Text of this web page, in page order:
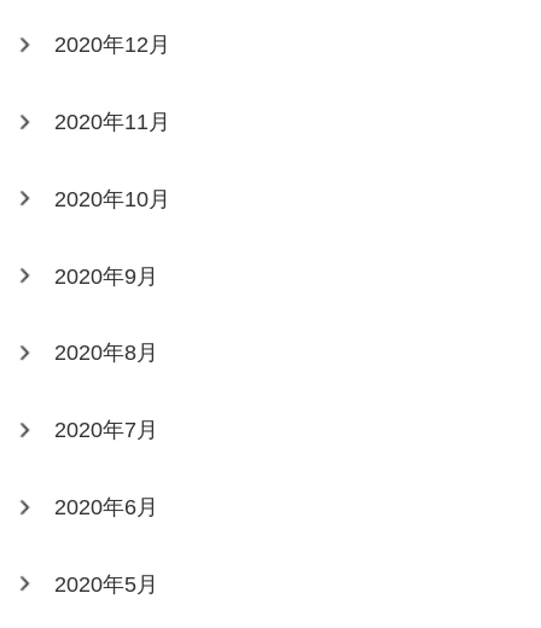
2020年12月
2020年11月
2020年10月
2020年9月
2020年8月
2020年7月
2020年6月
2020年5月